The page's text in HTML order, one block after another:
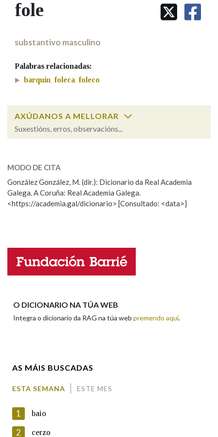
IDENTIDADE CORPORATIVA
MARCIAL DEL ADALID
FIGURAS HOMENAXEADAS
Facebook
TwitterYoutube
BUSCAR NOS LEMAS
Remata por
Contén
Nas definicións
Nos exemplos
Marcas gramaticais
LIMPAR
fole
substantivo masculino
Palabras relacionadas:
barquín, foleca, foleco
AXÚDANOS A MELLORAR
Suxestións, erros, observacións...
ESCOLLE UNHA OPCIÓN:
Observación Hai un erro na palabra
Propoño mellorar a definición
Nome
MODO DE CITA
González González, M. (dir.): Dicionario da Real Academia
Galega. A Coruña: Real Academia Galega.
<https://academia.gal/dicionario> [Consultado: <data>]
O DICIONARIO NA TÚA WEB
Integra o dicionario da RAG na túa web premendo aquí.
AS MÁIS BUSCADAS
ESTA SEMANA ESTE MES
1 baio
2 cerzo